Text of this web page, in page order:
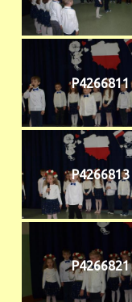
P4266811
P4266813
P4266821